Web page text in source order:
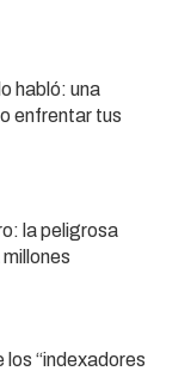
habló: una
enfrentar tus
la peligrosa
los “indexadores